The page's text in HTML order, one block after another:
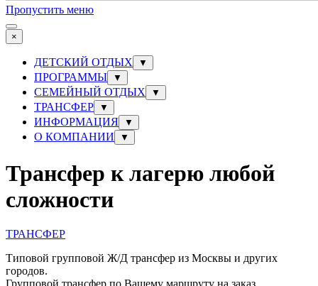
Пропустить меню
×
ДЕТСКИЙ ОТДЫХ ▼
ПРОГРАММЫ ▼
СЕМЕЙНЫЙ ОТДЫХ ▼
ТРАНСФЕР ▼
ИНФОРМАЦИЯ ▼
О КОМПАНИИ ▼
Трансфер к лагерю любой
сложности
ТРАНСФЕР
Типовой групповой Ж/Д трансфер из Москвы и других
городов.